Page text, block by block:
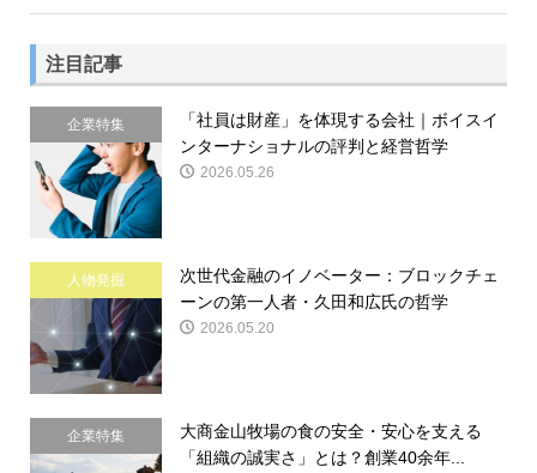
注目記事
企業特集
「社員は財産」を体現する会社｜ボイスイ
ンターナショナルの評判と経営哲学
2026.05.26
人物発掘
次世代金融のイノベーター：ブロックチェ
ーンの第一人者・久田和広氏の哲学
2026.05.20
企業特集
大商金山牧場の食の安全・安心を支える
「組織の誠実さ」とは？創業40余年...